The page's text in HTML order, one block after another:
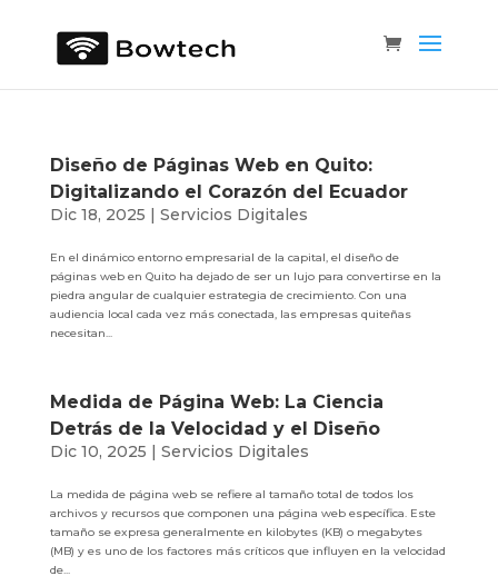
Diseño de Páginas Web en Quito:
Digitalizando el Corazón del Ecuador
Dic 18, 2025 | Servicios Digitales
En el dinámico entorno empresarial de la capital, el diseño de
páginas web en Quito ha dejado de ser un lujo para convertirse en la
piedra angular de cualquier estrategia de crecimiento. Con una
audiencia local cada vez más conectada, las empresas quiteñas
necesitan...
Medida de Página Web: La Ciencia
Detrás de la Velocidad y el Diseño
Dic 10, 2025 | Servicios Digitales
La medida de página web se refiere al tamaño total de todos los
archivos y recursos que componen una página web específica. Este
tamaño se expresa generalmente en kilobytes (KB) o megabytes
(MB) y es uno de los factores más críticos que influyen en la velocidad
de...